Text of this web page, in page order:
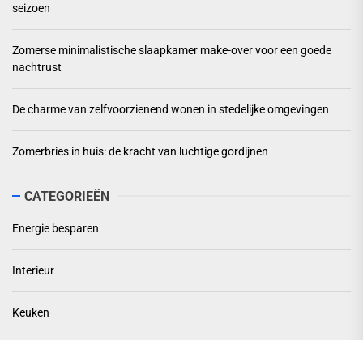
seizoen
Zomerse minimalistische slaapkamer make-over voor een goede
nachtrust
De charme van zelfvoorzienend wonen in stedelijke omgevingen
Zomerbries in huis: de kracht van luchtige gordijnen
CATEGORIEËN
Energie besparen
Interieur
Keuken